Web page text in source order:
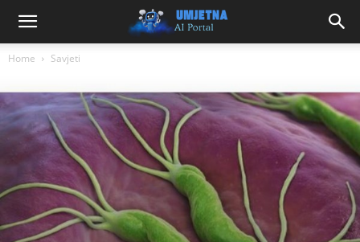
Home Savjeti